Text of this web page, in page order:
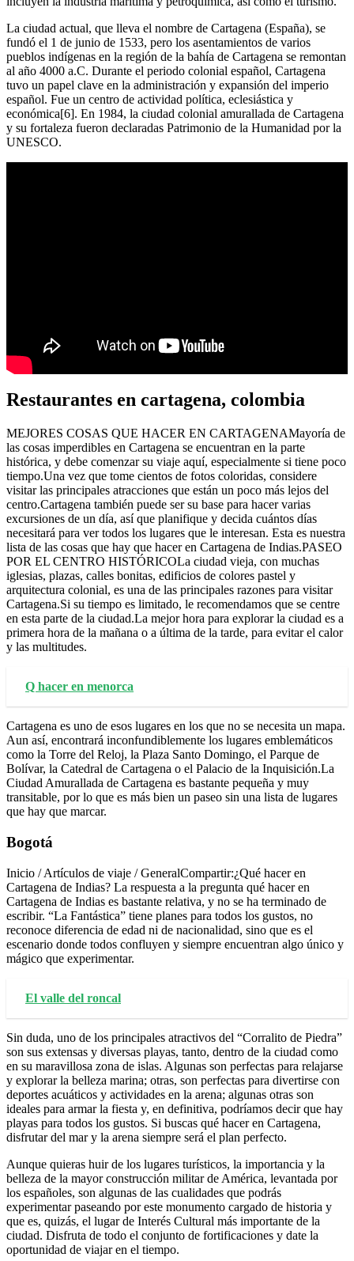
La ciudad actual, que lleva el nombre de Cartagena (España), se
fundó el 1 de junio de 1533, pero los asentamientos de varios
pueblos indígenas en la región de la bahía de Cartagena se remontan
al año 4000 a.C. Durante el periodo colonial español, Cartagena
tuvo un papel clave en la administración y expansión del imperio
español. Fue un centro de actividad política, eclesiástica y
económica[6]. En 1984, la ciudad colonial amurallada de Cartagena
y su fortaleza fueron declaradas Patrimonio de la Humanidad por la
UNESCO.
Restaurantes en cartagena, colombia
MEJORES COSAS QUE HACER EN CARTAGENAMayoría de
las cosas imperdibles en Cartagena se encuentran en la parte
histórica, y debe comenzar su viaje aquí, especialmente si tiene poco
tiempo.Una vez que tome cientos de fotos coloridas, considere
visitar las principales atracciones que están un poco más lejos del
centro.Cartagena también puede ser su base para hacer varias
excursiones de un día, así que planifique y decida cuántos días
necesitará para ver todos los lugares que le interesan. Esta es nuestra
lista de las cosas que hay que hacer en Cartagena de Indias.PASEO
POR EL CENTRO HISTÓRICOLa ciudad vieja, con muchas
iglesias, plazas, calles bonitas, edificios de colores pastel y
arquitectura colonial, es una de las principales razones para visitar
Cartagena.Si su tiempo es limitado, le recomendamos que se centre
en esta parte de la ciudad.La mejor hora para explorar la ciudad es a
primera hora de la mañana o a última de la tarde, para evitar el calor
y las multitudes.
Q hacer en menorca
Cartagena es uno de esos lugares en los que no se necesita un mapa.
Aun así, encontrará inconfundiblemente los lugares emblemáticos
como la Torre del Reloj, la Plaza Santo Domingo, el Parque de
Bolívar, la Catedral de Cartagena o el Palacio de la Inquisición.La
Ciudad Amurallada de Cartagena es bastante pequeña y muy
transitable, por lo que es más bien un paseo sin una lista de lugares
que hay que marcar.
Bogotá
Inicio / Artículos de viaje / GeneralCompartir:¿Qué hacer en
Cartagena de Indias? La respuesta a la pregunta qué hacer en
Cartagena de Indias es bastante relativa, y no se ha terminado de
escribir. “La Fantástica” tiene planes para todos los gustos, no
reconoce diferencia de edad ni de nacionalidad, sino que es el
escenario donde todos confluyen y siempre encuentran algo único y
mágico que experimentar.
El valle del roncal
Sin duda, uno de los principales atractivos del “Corralito de Piedra”
son sus extensas y diversas playas, tanto, dentro de la ciudad como
en su maravillosa zona de islas. Algunas son perfectas para relajarse
y explorar la belleza marina; otras, son perfectas para divertirse con
deportes acuáticos y actividades en la arena; algunas otras son
ideales para armar la fiesta y, en definitiva, podríamos decir que hay
playas para todos los gustos. Si buscas qué hacer en Cartagena,
disfrutar del mar y la arena siempre será el plan perfecto.
Aunque quieras huir de los lugares turísticos, la importancia y la
belleza de la mayor construcción militar de América, levantada por
los españoles, son algunas de las cualidades que podrás
experimentar paseando por este monumento cargado de historia y
que es, quizás, el lugar de Interés Cultural más importante de la
ciudad. Disfruta de todo el conjunto de fortificaciones y date la
oportunidad de viajar en el tiempo.